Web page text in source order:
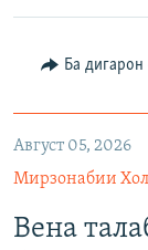
Ба
Август 05, 2026
Мирзонабии
Вена